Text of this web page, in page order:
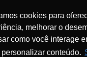
cookies para
melhorar o
como você interage
conteúdo.
cookies para
melhorar o
como você interage
conteúdo.